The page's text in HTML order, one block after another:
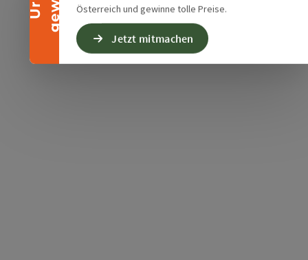
Österreich und gewinne tolle Preise.
Jetzt mitmachen